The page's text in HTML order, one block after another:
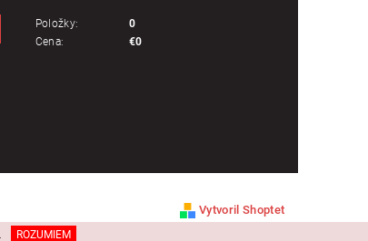
Položky:
Cena:
0
€0
Vytvoril Shoptet
ROZUMIEM